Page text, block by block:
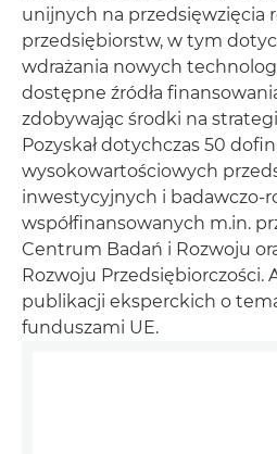
unijnych na przedsięwzięcia
przedsiębiorstw, w tym
wdrażania nowych
dostępne źródła
zdobywając środki na
Pozyskał dotychczas 50
wysokowartościowych
inwestycyjnych i badawczo-
współfinansowanych m.in.
Centrum Badań i Rozwoju
Rozwoju Przedsiębiorczości.
publikacji eksperckich o
funduszami UE.